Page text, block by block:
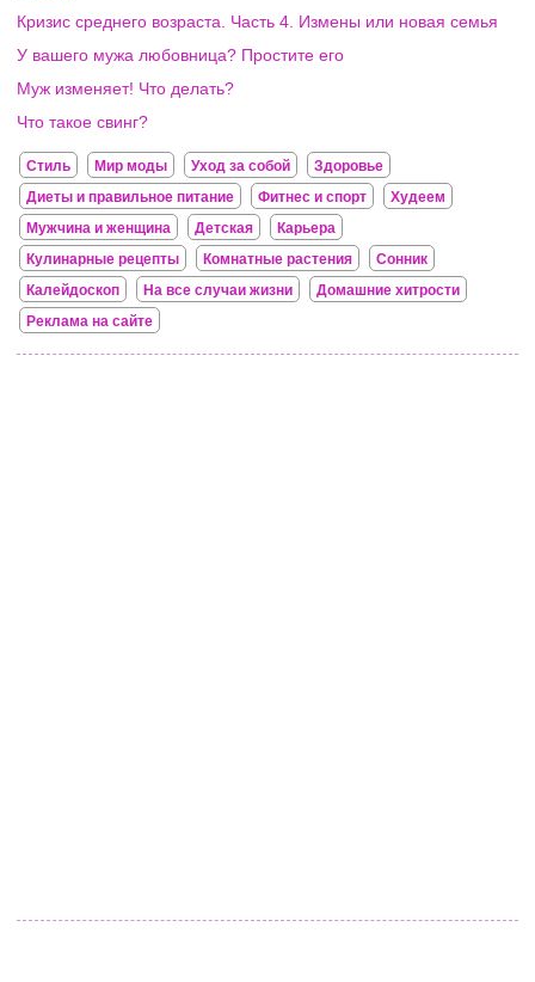
Кризис среднего возраста. Часть 4. Измены или новая семья
У вашего мужа любовница? Простите его
Муж изменяет! Что делать?
Что такое свинг?
Стиль Мир моды Уход за собой
Здоровье
Диеты и правильное питание
Фитнес и спорт
Худеем
Мужчина и женщина
Детская
Карьера
Кулинарные рецепты
Комнатные растения
Сонник
Калейдоскоп
На все случаи жизни
Домашние хитрости
Реклама на сайте